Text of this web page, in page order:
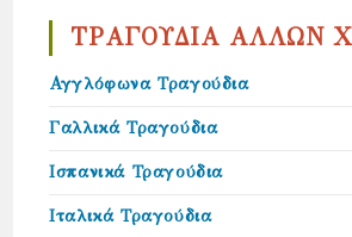
ΤΡΑΓΟΥΔΙΑ ΑΛΛΩΝ
Αγγλόφωνα Τραγούδια
Γαλλικά Τραγούδια
Ισπανικά Τραγούδια
Ιταλικά Τραγούδια